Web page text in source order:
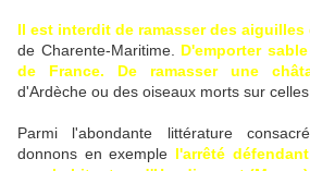
Il est interdit de ramasser des aiguilles
de Charente-Maritime. D'emporter
de France.
De ramasser une
d'Ardèche ou des oiseaux morts sur
Parmi l'abondante littérature
donnons en exemple l'arrêté